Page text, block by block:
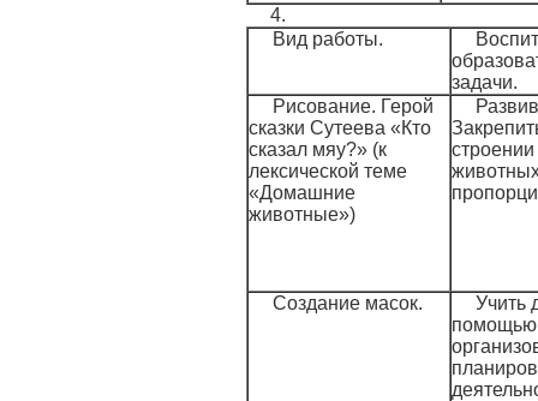
4.
Вид работы.
задачи.
Рисование. Герой
сказки Сутеева «Кто
сказал мяу?» (к
лексической теме
«Домашние
животные»)
строении
Создание масок.
Учить
помощью